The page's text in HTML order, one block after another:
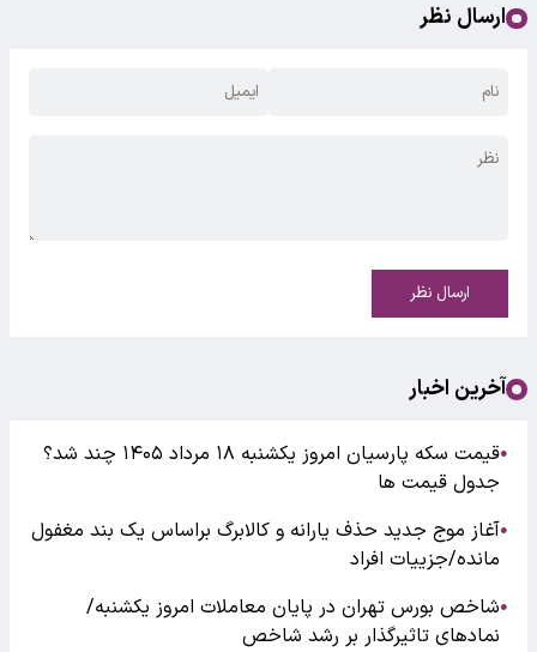
ارسال نظر
ارسال نظر
آخرین اخبار
●
قیمت سکه پارسیان امروز یکشنبه ۱۸ مرداد ۱۴۰۵ چند شد؟
جدول قیمت ها
●آغاز موج جدید حذف یارانه و کالابرگ براساس یک بند مغفول
مانده/جزییات افراد
●شاخص بورس تهران در پایان معاملات امروز یکشنبه/
نمادهای تاثیرگذار بر رشد شاخص